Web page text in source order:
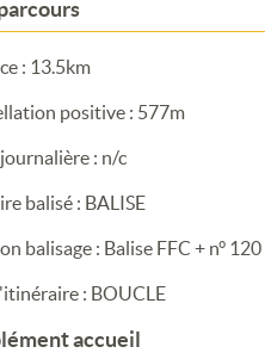
: 13.5km
positive : 577m
: n/c
balisé : BALISE
balisage : Balise FFC + n° 120
: BOUCLE
accueil